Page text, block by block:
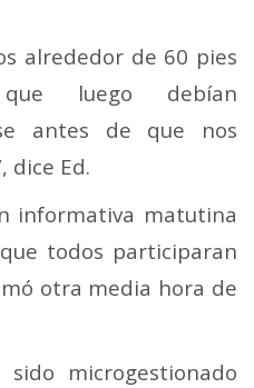
alrededor de 60 pies
luego debían
antes de que nos
dice Ed.
informativa matutina
todos participaran
otra media hora de
sido microgestionado